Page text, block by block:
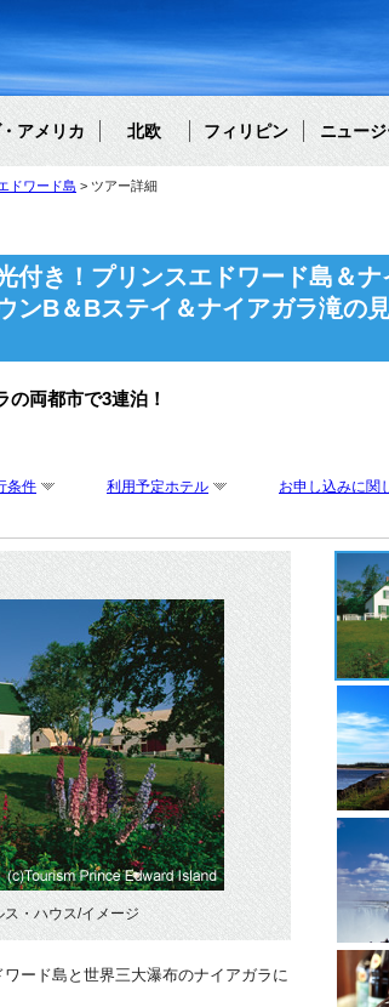
アメリカ 北欧 フィリピン ニュー
ドワード島 ツアー詳細
付き！プリンスエドワード島＆
B＆Bステイ＆ナイアガラ滝の
両都市で3連泊！
条件 利用予定ホテル お申し込みに関
・ハウス/イメージ
ード島と世界三大瀑布のナイアガラに